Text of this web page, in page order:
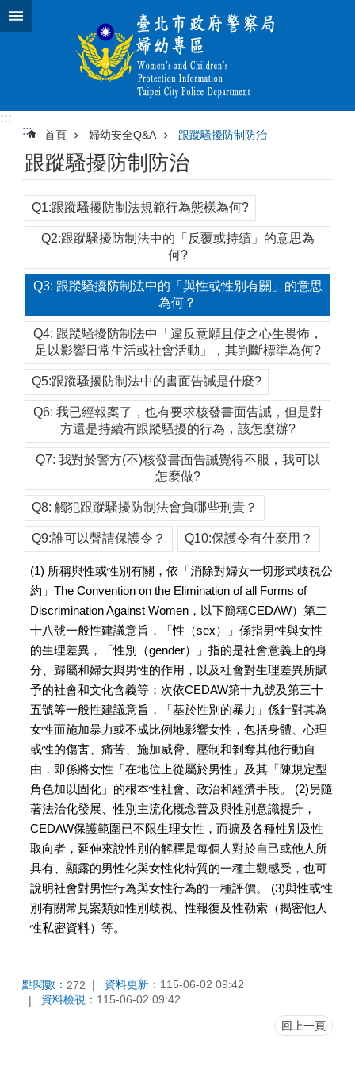
跳到主要內容區塊
:::
:::
首頁 婦幼安全Q&A 跟蹤騷擾防制防治
跟蹤騷擾防制防治
Q1:跟蹤騷擾防制法規範行為態樣為何?
Q2:跟蹤騷擾防制法中的「反覆或持續」的意思為
何?
Q3: 跟蹤騷擾防制法中的「與性或性別有關」的意思
為何？
Q4: 跟蹤騷擾防制法中「違反意願且使之心生畏怖，
足以影響日常生活或社會活動」，其判斷標準為何?
Q5:跟蹤騷擾防制法中的書面告誡是什麼?
Q6: 我已經報案了，也有要求核發書面告誡，但是對
方還是持續有跟蹤騷擾的行為，該怎麼辦?
Q7: 我對於警方(不)核發書面告誡覺得不服，我可以
怎麼做?
Q8: 觸犯跟蹤騷擾防制法會負哪些刑責？
Q9:誰可以聲請保護令？ Q10:保護令有什麼用？
(1) 所稱與性或性別有關，依「消除對婦女一切形式歧視公
約」The Convention on the Elimination of all Forms of
Discrimination Against Women，以下簡稱CEDAW）第二
十八號一般性建議意旨，「性（sex）」係指男性與女性
的生理差異，「性別（gender）」指的是社會意義上的身
分、歸屬和婦女與男性的作用，以及社會對生理差異所賦
予的社會和文化含義等；次依CEDAW第十九號及第三十
五號等一般性建議意旨，「基於性別的暴力」係針對其為
女性而施加暴力或不成比例地影響女性，包括身體、心理
或性的傷害、痛苦、施加威脅、壓制和剝奪其他行動自
由，即係將女性「在地位上從屬於男性」及其「陳規定型
角色加以固化」的根本性社會、政治和經濟手段。 (2)另隨
著法治化發展、性別主流化概念普及與性別意識提升，
CEDAW保護範圍已不限生理女性，而擴及各種性別及性
取向者，延伸來說性別的解釋是每個人對於自己或他人所
具有、顯露的男性化與女性化特質的一種主觀感受，也可
說明社會對男性行為與女性行為的一種評價。 (3)與性或性
別有關常見案類如性別歧視、性報復及性勒索（揭密他人
性私密資料）等。
點閱數： 272 資料更新： 115-06-02 09:42
資料檢視： 115-06-02 09:42
回上一頁